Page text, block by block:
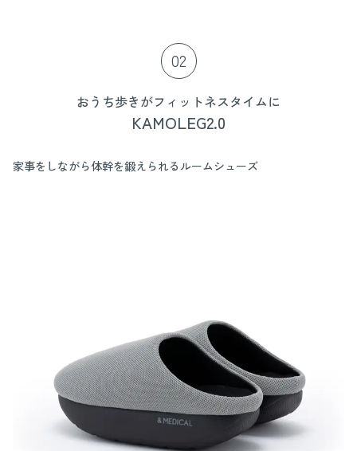
材質：TPE(エラストマー)
サイズ：W約130mm×H約36mm
02
おうち歩きがフィットネスタイムに
KAMOLEG2.0
家事をしながら体幹を鍛えられるルームシューズ